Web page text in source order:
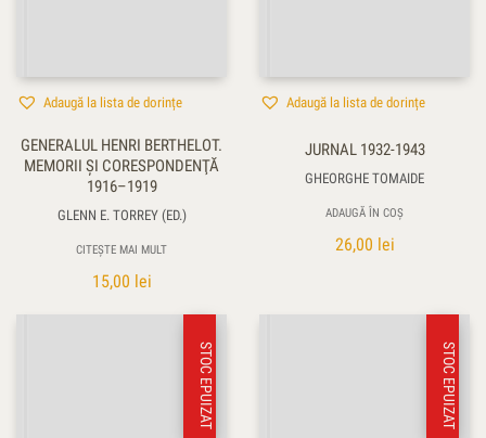
Adaugă la lista de dorințe
GENERALUL HENRI BERTHELOT.
MEMORII ŞI CORESPONDENŢĂ
1916–1919
GLENN E. TORREY (ED.)
CITEȘTE MAI MULT
15,00 lei
Adaugă la lista de dorințe
JURNAL 1932-1943
GHEORGHE TOMAIDE
ADAUGĂ ÎN COȘ
26,00 lei
STOC EPUIZAT STOC EPUIZAT